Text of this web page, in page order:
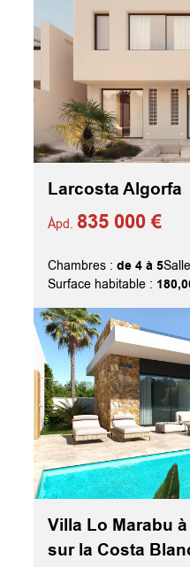
Larcosta Algorfa
Àpd. 835 000 €
Chambres :de 4 à 5
Surface habitable :
Villa Lo Marabu
sur la Costa